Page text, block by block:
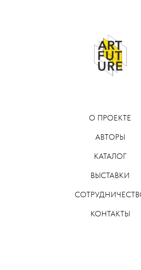
О ПРОЕКТЕ
АВТОРЫ
КАТАЛОГ
ВЫСТАВКИ
КОНТАКТЫ